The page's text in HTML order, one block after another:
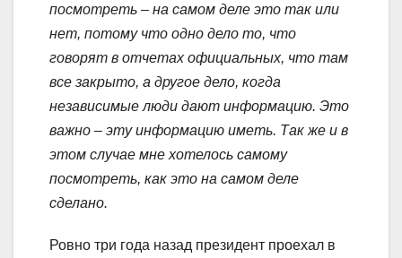
посмотреть – на самом деле это так или
нет, потому что одно дело то, что
говорят в отчетах официальных, что там
все закрыто, а другое дело, когда
независимые люди дают информацию. Это
важно – эту информацию иметь. Так же и в
этом случае мне хотелось самому
посмотреть, как это на самом деле
сделано.
Ровно три года назад президент проехал в